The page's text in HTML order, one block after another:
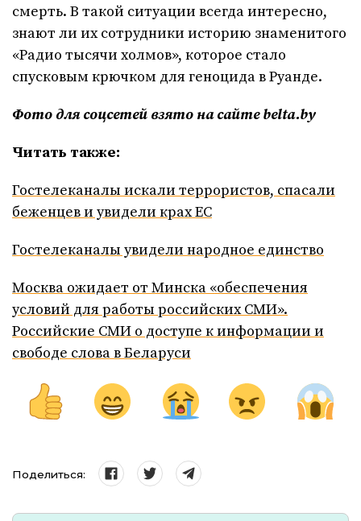
смерть. В такой ситуации всегда интересно,
знают ли их сотрудники историю знаменитого
«Радио тысячи холмов», которое стало
спусковым крючком для геноцида в Руанде.
Фото для соцсетей взято на сайте belta.by
Читать также:
Гостелеканалы искали террористов, спасали
беженцев и увидели крах ЕС
Гостелеканалы увидели народное единство
Москва ожидает от Минска «обеспечения
условий для работы российских СМИ».
Российские СМИ о доступе к информации и
свободе слова в Беларуси
Поделиться: